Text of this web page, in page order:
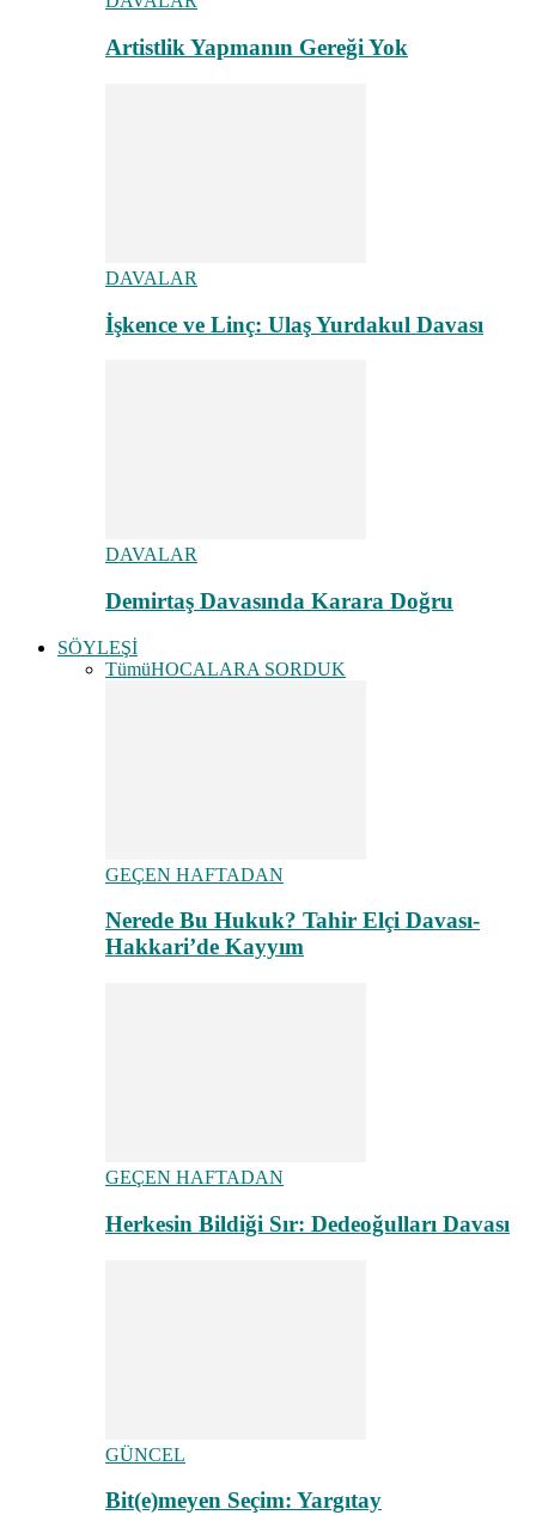
Artistlik Yapmanın Gereği Yok
DAVALAR
İşkence ve Linç: Ulaş Yurdakul Davası
DAVALAR
Demirtaş Davasında Karara Doğru
SÖYLEŞİ
TümüHOCALARA SORDUK
GEÇEN HAFTADAN
Nerede Bu Hukuk? Tahir Elçi Davası-
Hakkari’de Kayyım
GEÇEN HAFTADAN
Herkesin Bildiği Sır: Dedeoğulları Davası
GÜNCEL
Bit(e)meyen Seçim: Yargıtay